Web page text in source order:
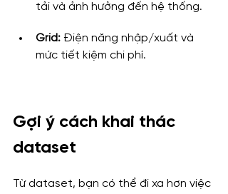
tải và ảnh hưởng đến hệ thống.
Grid: Điện năng nhập/xuất và
mức tiết kiệm chi phí.
Gợi ý cách khai thác
dataset
Từ dataset, bạn có thể đi xa hơn việc